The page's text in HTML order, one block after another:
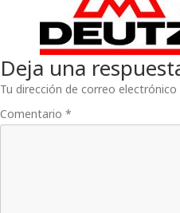
Deja una
Tu dirección de correo electrónico
Comentario *